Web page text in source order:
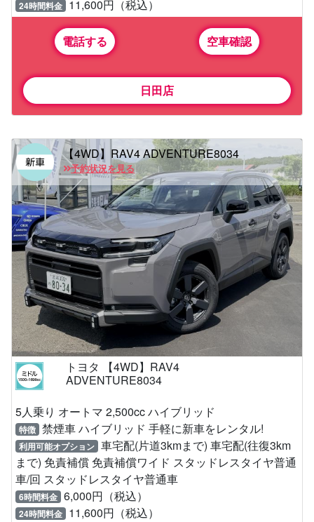
24時間料金 11,600円（税込）
電話する 空車確認
日田店
【4WD】RAV4 ADVENTURE8034
予約状況を見る
トヨタ 【4WD】RAV4
ADVENTURE8034
5人乗り オートマ 2,500cc ハイブリッド
特徴 禁煙車 ハイブリッド 手軽に新車をレンタル!
利用可能オプション 車宅配(片道3kmまで) 車宅配(往復3km
まで) 免責補償 免責補償ワイド スタッドレスタイヤ普通
車/回 スタッドレスタイヤ普通車
6時間料金 6,000円（税込）
24時間料金 11,600円（税込）